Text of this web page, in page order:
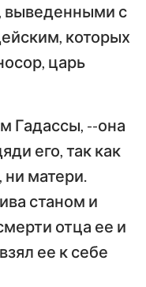
выведенными с
которых
царь
Гадассы, --она
его, так как
матери.
станом и
отца ее и
ее к себе